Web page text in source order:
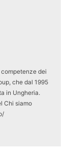
dei
che dal 1995
in Ungheria.
Chi siamo